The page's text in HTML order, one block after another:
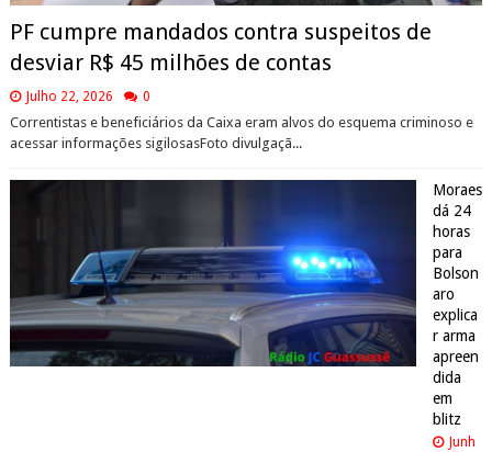
PF cumpre mandados contra suspeitos de
desviar R$ 45 milhões de contas
Julho 22, 2026 0
Correntistas e beneficiários da Caixa eram alvos do esquema criminoso e
acessar informações sigilosasFoto divulgaçã...
Moraes
dá 24
horas
para
Bolson
aro
explica
r arma
apreen
dida
em
blitz
Junh